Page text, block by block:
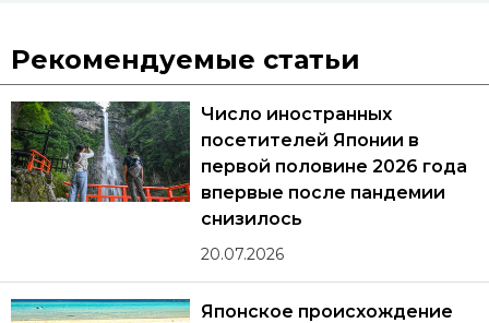
Рекомендуемые статьи
Число иностранных
посетителей Японии в
первой половине 2026 года
впервые после пандемии
снизилось
20.07.2026
Японское происхождение